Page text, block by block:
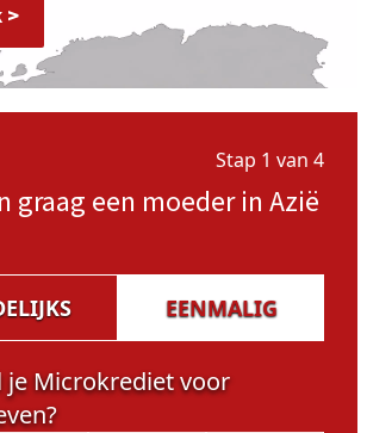
>
Stap 1 van 4
graag een moeder in Azië
EENMALIG
je Microkrediet voor